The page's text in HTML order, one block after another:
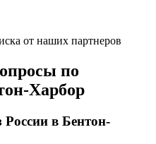
от наших партнеров
по
Харбор
в Бентон-